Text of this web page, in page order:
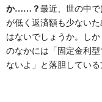
か……？ 最近、世の中
が低く返済額も少ない
はないでしょうか。し
のなかには「固定金利
ないよ」と落胆している